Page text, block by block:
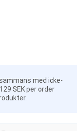
med icke-
SEK per order